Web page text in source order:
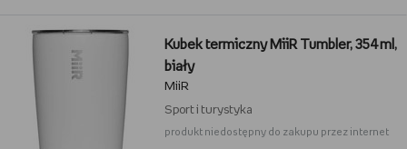
Kubek termiczny MiiR Tumbler, 354 ml,
biały
MiiR
Sport i turystyka
produkt niedostępny do zakupu przez internet